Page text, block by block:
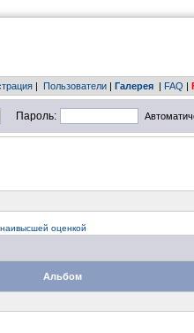
| Пользователи | Галерея | FAQ |
Пароль:
оценкой
Альбом